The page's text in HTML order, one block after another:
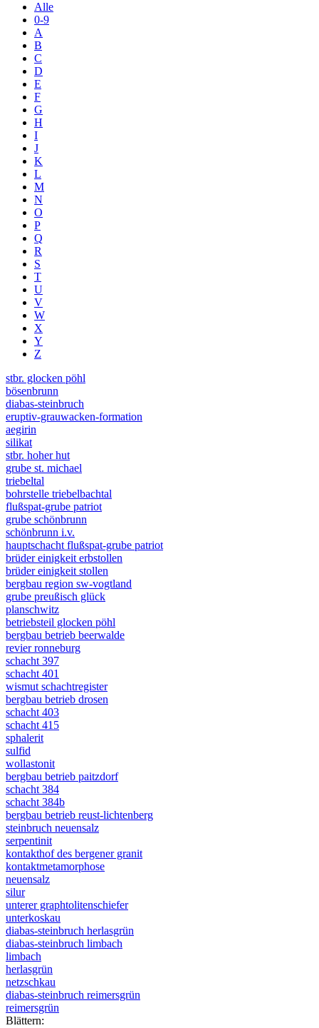
Alle
0-9
A
B
C
D
E
F
G
H
I
J
K
L
M
N
O
P
Q
R
S
T
U
V
W
X
Y
Z
stbr. glocken pöhl
bösenbrunn
diabas-steinbruch
eruptiv-grauwacken-formation
aegirin
silikat
stbr. hoher hut
grube st. michael
triebeltal
bohrstelle triebelbachtal
flußspat-grube patriot
grube schönbrunn
schönbrunn i.v.
hauptschacht flußspat-grube patriot
brüder einigkeit erbstollen
brüder einigkeit stollen
bergbau region sw-vogtland
grube preußisch glück
planschwitz
betriebsteil glocken pöhl
bergbau betrieb beerwalde
revier ronneburg
schacht 397
schacht 401
wismut schachtregister
bergbau betrieb drosen
schacht 403
schacht 415
sphalerit
sulfid
wollastonit
bergbau betrieb paitzdorf
schacht 384
schacht 384b
bergbau betrieb reust-lichtenberg
steinbruch neuensalz
serpentinit
kontakthof des bergener granit
kontaktmetamorphose
neuensalz
silur
unterer graphtolitenschiefer
unterkoskau
diabas-steinbruch herlasgrün
diabas-steinbruch limbach
limbach
herlasgrün
netzschkau
diabas-steinbruch reimersgrün
reimersgrün
Blättern: